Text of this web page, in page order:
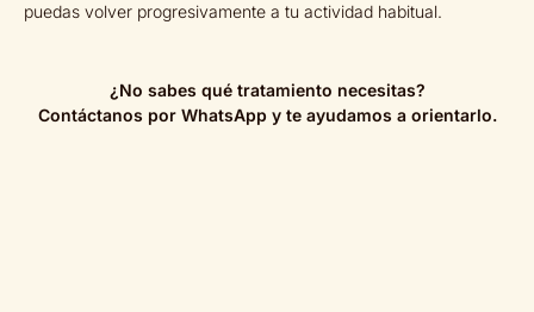
puedas volver progresivamente a tu actividad habitual.
¿No sabes qué tratamiento necesitas?
Contáctanos por WhatsApp y te ayudamos a orientarlo.